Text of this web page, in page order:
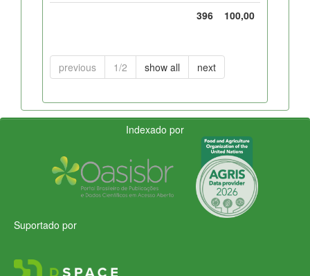
396
100,00
previous 1/2 show all next
Indexado por
Suportado por